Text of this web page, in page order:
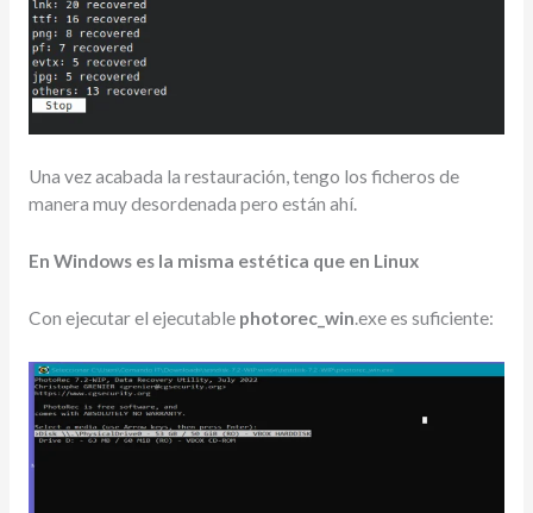
Una vez acabada la restauración, tengo los ficheros de
manera muy desordenada pero están ahí.
En Windows es la misma estética que en Linux
Con ejecutar el ejecutable photorec_win.exe es suficiente: